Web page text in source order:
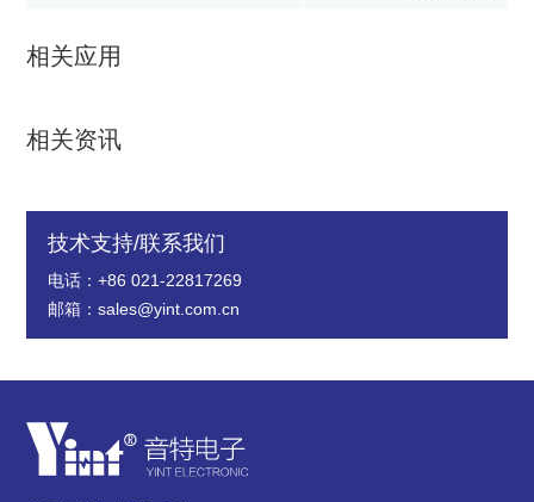
相关应用
相关资讯
技术支持/联系我们
电话：+86 021-22817269
邮箱：sales@yint.com.cn